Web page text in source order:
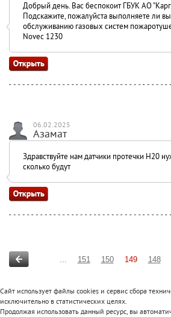
Добрый день. Вас беспокоит ГБУК АО
Подскажите, пожалуйста выполняете ли
обслуживанию газовых систем
Novec 1230
06.02.2025
Азамат
Здравствуйте нам датчики протечки H20
сколько будут
... 151 150 149 148
Сайт использует файлы cookies и сервис сбора
исключительно в статистических целях.
Продолжая использовать данный ресурс, вы